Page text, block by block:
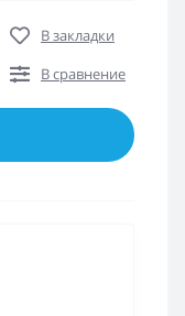
В закладки
В сравнение